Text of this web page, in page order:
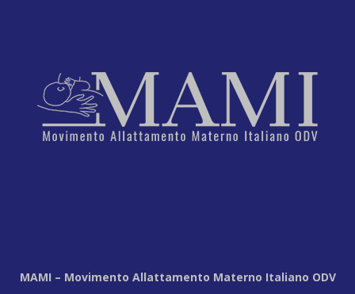
MAMI – Movimento Allattamento Materno Italiano ODV